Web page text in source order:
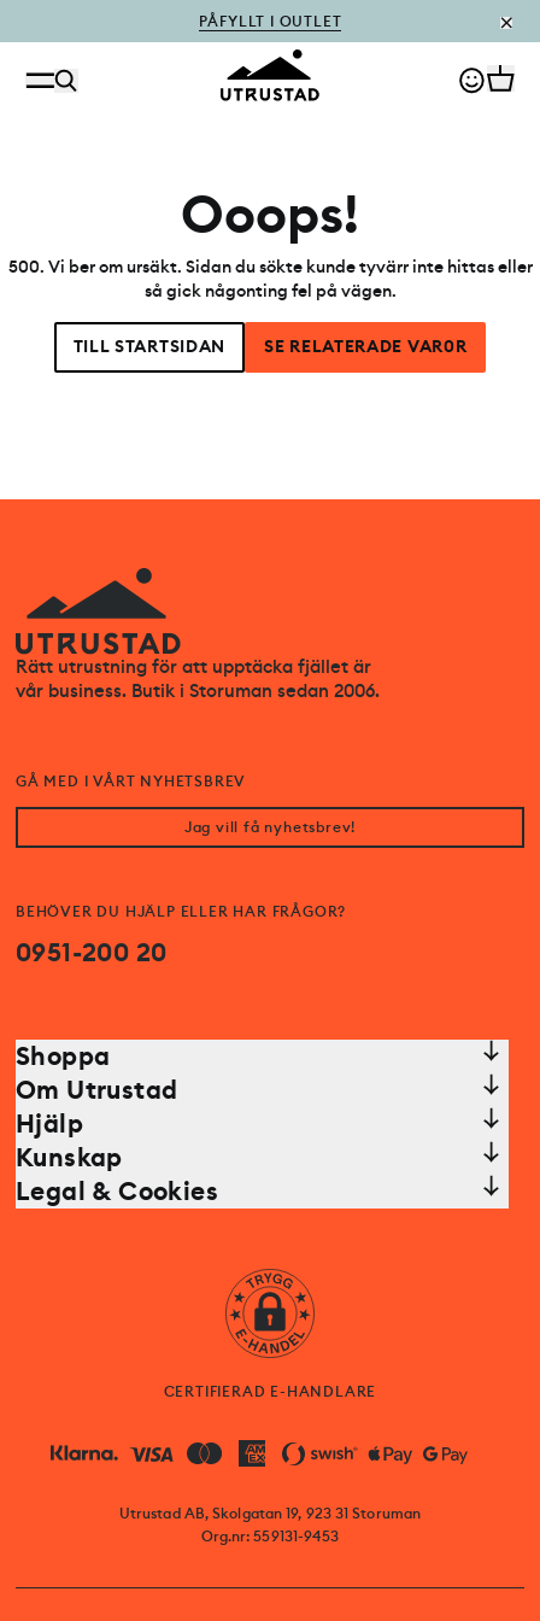
PÅFYLLT I OUTLET
Ooops!
500. Vi ber om ursäkt. Sidan du sökte kunde tyvärr inte hittas eller
så gick någonting fel på vägen.
TILL STARTSIDAN SE RELATERADE VAR0R
Rätt utrustning för att upptäcka fjället är
vår business. Butik i Storuman sedan 2006.
BEHÖVER DU HJÄLP ELLER HAR FRÅGOR?
0951-200 20
GÅ MED I VÅRT NYHETSBREV
Jag vill få nyhetsbrev!
Shoppa
Om Utrustad
Hjälp
Kunskap
Legal & Cookies
CERTIFIERAD E-HANDLARE
Utrustad AB, Skolgatan 19, 923 31 Storuman
Org.nr: 559131-9453